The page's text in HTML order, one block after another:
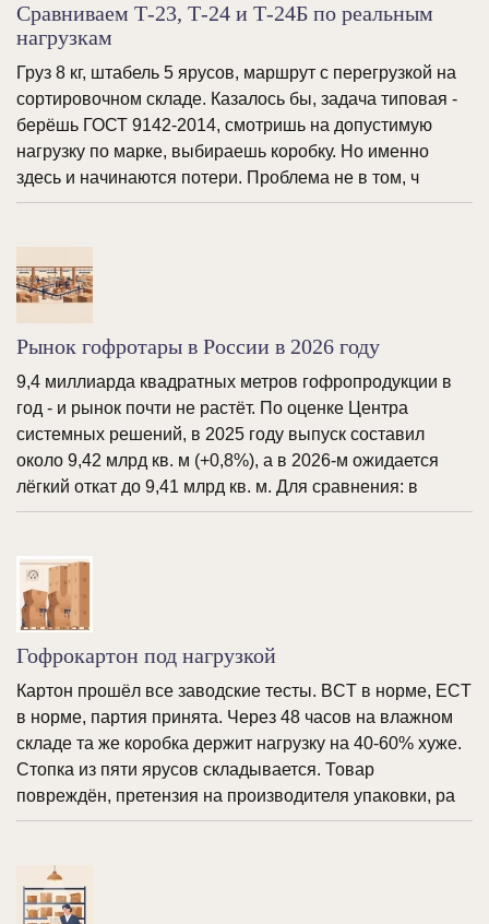
Сравниваем Т-23, Т-24 и Т-24Б по реальным
нагрузкам
Груз 8 кг, штабель 5 ярусов, маршрут с перегрузкой на
сортировочном складе. Казалось бы, задача типовая -
берёшь ГОСТ 9142-2014, смотришь на допустимую
нагрузку по марке, выбираешь коробку. Но именно
здесь и начинаются потери. Проблема не в том, ч
Рынок гофротары в России в 2026 году
9,4 миллиарда квадратных метров гофропродукции в
год - и рынок почти не растёт. По оценке Центра
системных решений, в 2025 году выпуск составил
около 9,42 млрд кв. м (+0,8%), а в 2026-м ожидается
лёгкий откат до 9,41 млрд кв. м. Для сравнения: в
Гофрокартон под нагрузкой
Картон прошёл все заводские тесты. BCT в норме, ECT
в норме, партия принята. Через 48 часов на влажном
складе та же коробка держит нагрузку на 40-60% хуже.
Стопка из пяти ярусов складывается. Товар
повреждён, претензия на производителя упаковки, ра